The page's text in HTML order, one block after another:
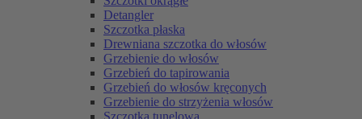
Detangler
Szczotka płaska
Drewniana szczotka do włosów
Grzebienie do włosów
Grzebień do tapirowania
Grzebień do włosów kręconych
Grzebienie do strzyżenia włosów
Szczotka tunelowa